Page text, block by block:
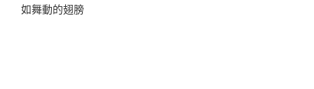
如舞動的翅膀